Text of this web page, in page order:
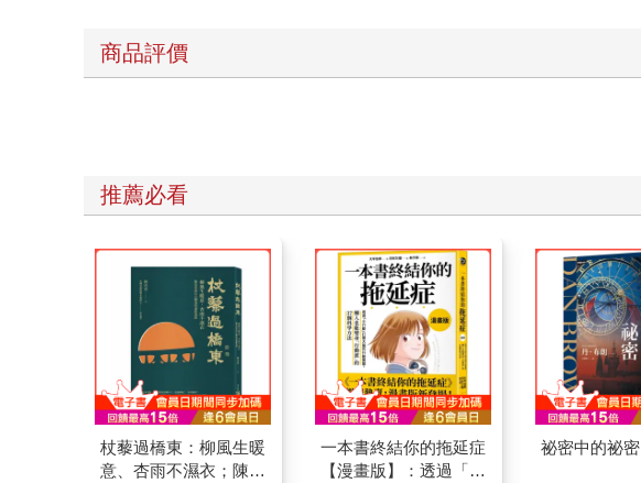
商品評價
推薦必看
杖藜過橋東：柳風生暖
意、杏雨不濕衣；陳亮
一本書終結你的拖延症
【漫畫版】：透過「小
祕密中的祕密